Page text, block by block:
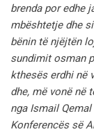
brenda por edhe
mbështetje dhe
bënin të njëjtën
sundimit osman
kthesës erdhi në
dhe, më vonë në
nga Ismail
Konferencës së